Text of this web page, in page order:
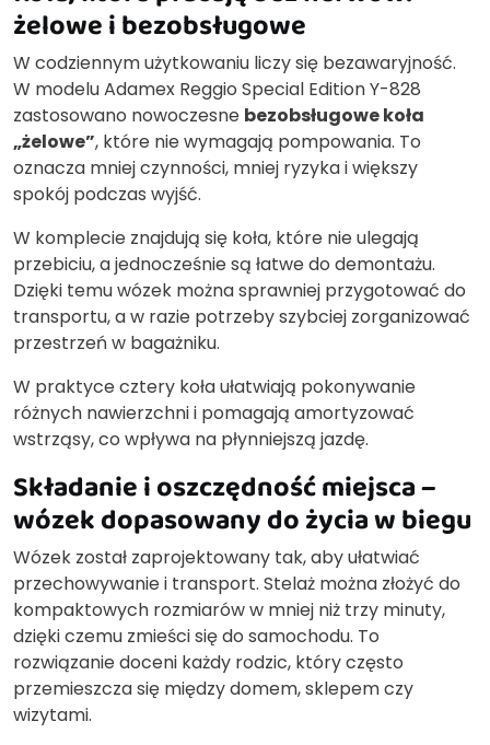
żelowe i bezobsługowe
W codziennym użytkowaniu liczy się bezawaryjność.
W modelu Adamex Reggio Special Edition Y-828
zastosowano nowoczesne bezobsługowe koła
„żelowe”, które nie wymagają pompowania. To
oznacza mniej czynności, mniej ryzyka i większy
spokój podczas wyjść.
W komplecie znajdują się koła, które nie ulegają
przebiciu, a jednocześnie są łatwe do demontażu.
Dzięki temu wózek można sprawniej przygotować do
transportu, a w razie potrzeby szybciej zorganizować
przestrzeń w bagażniku.
W praktyce cztery koła ułatwiają pokonywanie
różnych nawierzchni i pomagają amortyzować
wstrząsy, co wpływa na płynniejszą jazdę.
Składanie i oszczędność miejsca –
wózek dopasowany do życia w biegu
Wózek został zaprojektowany tak, aby ułatwiać
przechowywanie i transport. Stelaż można złożyć do
kompaktowych rozmiarów w mniej niż trzy minuty,
dzięki czemu zmieści się do samochodu. To
rozwiązanie doceni każdy rodzic, który często
przemieszcza się między domem, sklepem czy
wizytami.